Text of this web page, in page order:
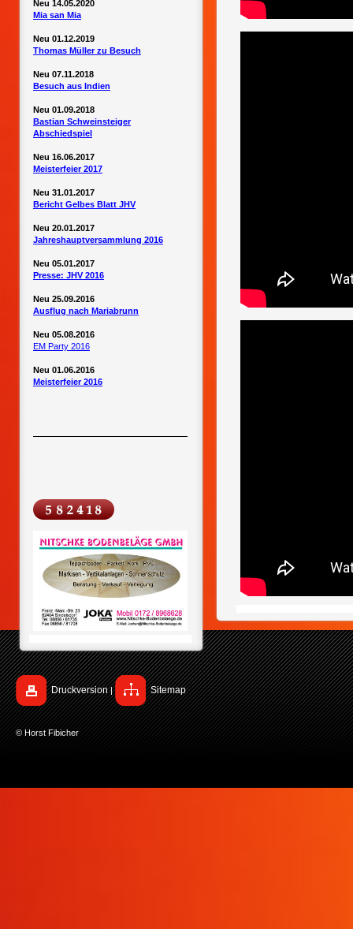
Neu 14.05.2020
Mia san Mia
Neu 01.12.2019
Thomas Müller zu Besuch
Neu 07.11.2018
Besuch aus Indien
Neu 01.09.2018
Bastian Schweinsteiger
Abschiedspiel
Neu 16.06.2017
Meisterfeier 2017
Neu 31.01.2017
Bericht Gelbes Blatt JHV
Neu 20.01.2017
Jahreshauptversammlung 2016
Neu 05.01.2017
Presse: JHV 2016
Neu 25.09.2016
Ausflug nach Mariabrunn
Neu 05.08.2016
EM Party 2016
Neu 01.06.2016
Meisterfeier 2016
Druckversion | Sitemap
© Horst Fibicher